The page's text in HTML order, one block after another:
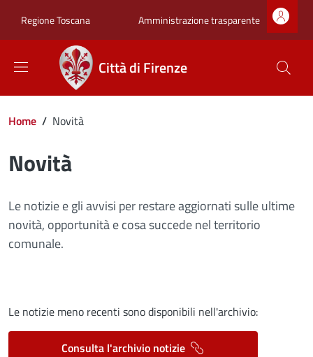
Regione Toscana Zona superiore
Amministrazione trasparente
Città di Firenze
Briciole di pane
Home / Novità
Novità
Le notizie e gli avvisi per restare aggiornati sulle ultime
novità, opportunità e cosa succede nel territorio
comunale.
Le notizie meno recenti sono disponibili nell'archivio:
Consulta l'archivio notizie